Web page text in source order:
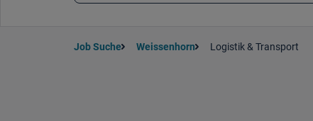
Job Suche Weissenhorn Logistik & Transport